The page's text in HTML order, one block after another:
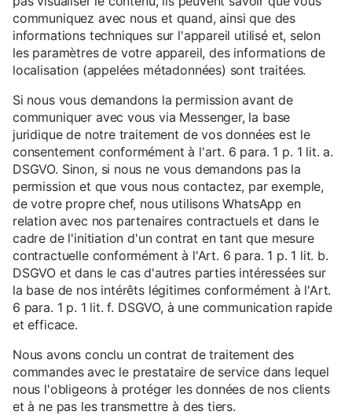
communiquez avec nous et quand, ainsi que des
informations techniques sur l'appareil utilisé et, selon
les paramètres de votre appareil, des informations de
localisation (appelées métadonnées) sont traitées.
Si nous vous demandons la permission avant de
communiquer avec vous via Messenger, la base
juridique de notre traitement de vos données est le
consentement conformément à l'art. 6 para. 1 p. 1 lit. a.
DSGVO. Sinon, si nous ne vous demandons pas la
permission et que vous nous contactez, par exemple,
de votre propre chef, nous utilisons WhatsApp en
relation avec nos partenaires contractuels et dans le
cadre de l'initiation d'un contrat en tant que mesure
contractuelle conformément à l'Art. 6 para. 1 p. 1 lit. b.
DSGVO et dans le cas d'autres parties intéressées sur
la base de nos intérêts légitimes conformément à l'Art.
6 para. 1 p. 1 lit. f. DSGVO, à une communication rapide
et efficace.
Nous avons conclu un contrat de traitement des
commandes avec le prestataire de service dans lequel
nous l'obligeons à protéger les données de nos clients
et à ne pas les transmettre à des tiers.